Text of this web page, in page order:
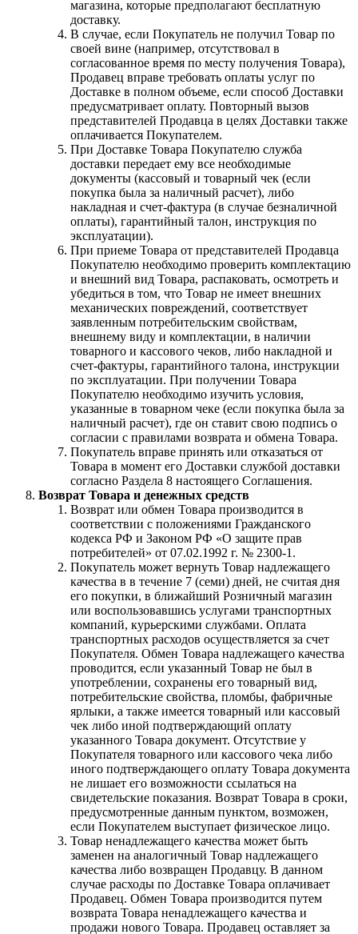
магазина, которые предполагают бесплатную
доставку.
В случае, если Покупатель не получил Товар по
своей вине (например, отсутствовал в
согласованное время по месту получения Товара),
Продавец вправе требовать оплаты услуг по
Доставке в полном объеме, если способ Доставки
предусматривает оплату. Повторный вызов
представителей Продавца в целях Доставки также
оплачивается Покупателем.
При Доставке Товара Покупателю служба
доставки передает ему все необходимые
документы (кассовый и товарный чек (если
покупка была за наличный расчет), либо
накладная и счет-фактура (в случае безналичной
оплаты), гарантийный талон, инструкция по
эксплуатации).
При приеме Товара от представителей Продавца
Покупателю необходимо проверить комплектацию
и внешний вид Товара, распаковать, осмотреть и
убедиться в том, что Товар не имеет внешних
механических повреждений, соответствует
заявленным потребительским свойствам,
внешнему виду и комплектации, в наличии
товарного и кассового чеков, либо накладной и
счет-фактуры, гарантийного талона, инструкции
по эксплуатации. При получении Товара
Покупателю необходимо изучить условия,
указанные в товарном чеке (если покупка была за
наличный расчет), где он ставит свою подпись о
согласии с правилами возврата и обмена Товара.
Покупатель вправе принять или отказаться от
Товара в момент его Доставки службой доставки
согласно Раздела 8 настоящего Соглашения.
Возврат Товара и денежных средств
Возврат или обмен Товара производится в
соответствии с положениями Гражданского
кодекса РФ и Законом РФ «О защите прав
потребителей» от 07.02.1992 г. № 2300-1.
Покупатель может вернуть Товар надлежащего
качества в в течение 7 (семи) дней, не считая дня
его покупки, в ближайший Розничный магазин
или воспользовавшись услугами транспортных
компаний, курьерскими службами. Оплата
транспортных расходов осуществляется за счет
Покупателя. Обмен Товара надлежащего качества
проводится, если указанный Товар не был в
употреблении, сохранены его товарный вид,
потребительские свойства, пломбы, фабричные
ярлыки, а также имеется товарный или кассовый
чек либо иной подтверждающий оплату
указанного Товара документ. Отсутствие у
Покупателя товарного или кассового чека либо
иного подтверждающего оплату Товара документа
не лишает его возможности ссылаться на
свидетельские показания. Возврат Товара в сроки,
предусмотренные данным пунктом, возможен,
если Покупателем выступает физическое лицо.
Товар ненадлежащего качества может быть
заменен на аналогичный Товар надлежащего
качества либо возвращен Продавцу. В данном
случае расходы по Доставке Товара оплачивает
Продавец. Обмен Товара производится путем
возврата Товара ненадлежащего качества и
продажи нового Товара. Продавец оставляет за